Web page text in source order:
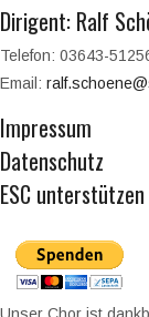
Dirigent: Ralf
Telefon: 03643-
Email:
Impressum
Datenschutz
ESC unterstützen